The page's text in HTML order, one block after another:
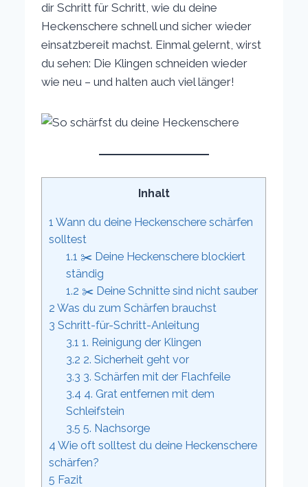
dir Schritt für Schritt, wie du deine
Heckenschere schnell und sicher wieder
einsatzbereit machst. Einmal gelernt, wirst
du sehen: Die Klingen schneiden wieder
wie neu – und halten auch viel länger!
Inhalt
1 Wann du deine Heckenschere schärfen
solltest
1.1 ✂️ Deine Heckenschere blockiert
ständig
1.2 ✂️ Deine Schnitte sind nicht sauber
2 Was du zum Schärfen brauchst
3 Schritt-für-Schritt-Anleitung
3.1 1. Reinigung der Klingen
3.2 2. Sicherheit geht vor
3.3 3. Schärfen mit der Flachfeile
3.4 4. Grat entfernen mit dem
Schleifstein
3.5 5. Nachsorge
4 Wie oft solltest du deine Heckenschere
schärfen?
5 Fazit